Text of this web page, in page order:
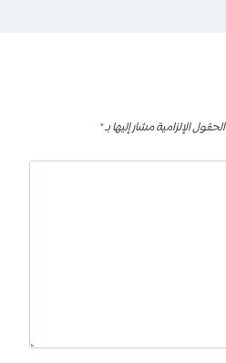
الحقول الإلزامية مشار إليها بـ*